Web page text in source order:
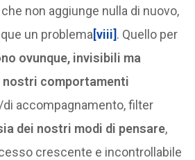
non aggiunge nulla di nuovo,
un problema[viii]. Quello per
ovunque, invisibili ma
comportamenti
accompagnamento, filter
dei nostri modi di pensare,
crescente e incontrollabile